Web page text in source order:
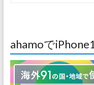
ahamoで